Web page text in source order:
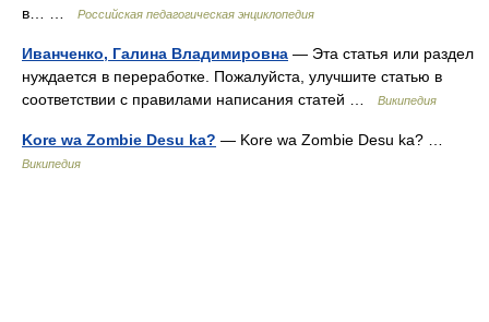
в… …
Российская педагогическая энциклопедия
Иванченко, Галина Владимировна — Эта статья или раздел
нуждается в переработке. Пожалуйста, улучшите статью в
соответствии с правилами написания статей …
Википедия
Kore wa Zombie Desu ka? — Kore wa Zombie Desu ka? …
Википедия